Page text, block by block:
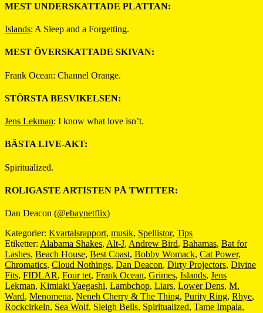
MEST UNDERSKATTADE PLATTAN:
Islands: A Sleep and a Forgetting.
MEST ÖVERSKATTADE SKIVAN:
Frank Ocean: Channel Orange.
STÖRSTA BESVIKELSEN:
Jens Lekman: I know what love isn’t.
BÄSTA LIVE-AKT:
Spiritualized.
ROLIGASTE ARTISTEN PÅ TWITTER:
Dan Deacon (@ebaynetflix)
Kategorier: Kvartalsrapport, musik, Spellistor, Tips
Etiketter: Alabama Shakes, Alt-J, Andrew Bird, Bahamas, Bat for
Lashes, Beach House, Best Coast, Bobby Womack, Cat Power,
Chromatics, Cloud Nothings, Dan Deacon, Dirty Projectors, Divine
Fits, FIDLAR, Four tet, Frank Ocean, Grimes, Islands, Jens
Lekman, Kimiaki Yaegashi, Lambchop, Liars, Lower Dens, M.
Ward, Menomena, Neneh Cherry & The Thing, Purity Ring, Rhye,
Rockcirkeln, Sea Wolf, Sleigh Bells, Spiritualized, Tame Impala,